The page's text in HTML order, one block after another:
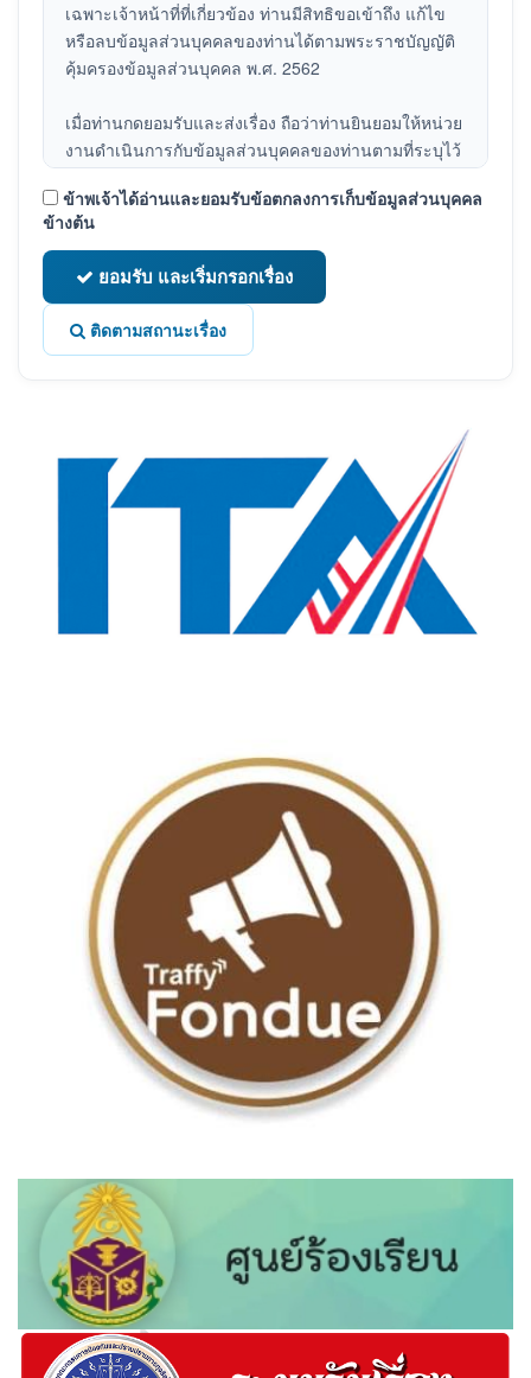
เฉพาะเจ้าหน้าที่ที่เกี่ยวข้อง ท่านมีสิทธิขอเข้าถึง แก้ไข
หรือลบข้อมูลส่วนบุคคลของท่านได้ตามพระราชบัญญัติ
คุ้มครองข้อมูลส่วนบุคคล พ.ศ. 2562
เมื่อท่านกดยอมรับและส่งเรื่อง ถือว่าท่านยินยอมให้หน่วย
งานดำเนินการกับข้อมูลส่วนบุคคลของท่านตามที่ระบุไว้
ข้าพเจ้าได้อ่านและยอมรับข้อตกลงการเก็บข้อมูลส่วนบุคคล
ข้างต้น
ยอมรับ และเริ่มกรอกเรื่อง
ติดตามสถานะเรื่อง